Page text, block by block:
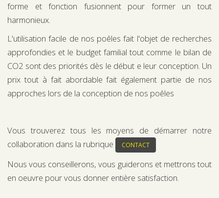
forme et fonction fusionnent pour former un tout
harmonieux.
L'utilisation facile de nos poêles fait l'objet de recherches
approfondies et le budget familial tout comme le bilan de
CO2 sont des priorités dès le début e leur conception. Un
prix tout à fait abordable fait également partie de nos
approches lors de la conception de nos poêles
Vous trouverez tous les moyens de démarrer notre
collaboration dans la rubrique
CONTACT
Nous vous conseillerons, vous guiderons et mettrons tout
en oeuvre pour vous donner entière satisfaction.